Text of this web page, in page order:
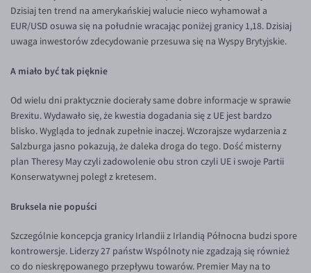
Inne pary walutowe
CAD/PLN
CNY/PLN
HKD/PLN
HUF/PLN
ILS/PLN
RON/PLN
SGD/PLN
Aplikacja mobilna
Bezpieczeństwo
Pomoc
FAQ
Konto i opłaty
Wymiana walut
Banki i przelewy
Poradnik
KONTAKT
Dla mediów
Dzisiaj ten trend na amerykańskiej walucie nieco wyhamował a
EUR/USD osuwa się na południe wracając poniżej granicy 1,18. Dzisiaj
uwaga inwestorów zdecydowanie przesuwa się na Wyspy Brytyjskie.
A miało być tak pięknie
Od wielu dni praktycznie docierały same dobre informacje w sprawie
Brexitu. Wydawało się, że kwestia dogadania się z UE jest bardzo
blisko. Wygląda to jednak zupełnie inaczej. Wczorajsze wydarzenia z
Salzburga jasno pokazują, że daleka droga do tego. Dość misterny
plan Theresy May czyli zadowolenie obu stron czyli UE i swoje Partii
Konserwatywnej poległ z kretesem.
Bruksela nie popuści
Szczególnie koncepcja granicy Irlandii z Irlandią Północna budzi spore
kontrowersje. Liderzy 27 państw Wspólnoty nie zgadzają się również
co do nieskrępowanego przepływu towarów. Premier May na to